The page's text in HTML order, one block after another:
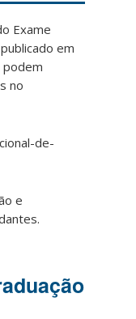
Exame
em
podem
no
de-
e